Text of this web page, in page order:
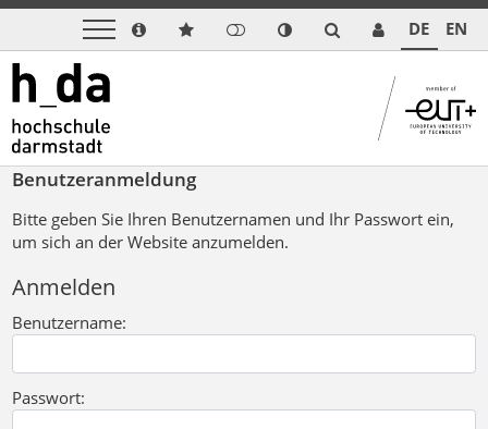
DE EN
Benutzeranmeldung
Bitte geben Sie Ihren Benutzernamen und Ihr Passwort ein,
um sich an der Website anzumelden.
Anmelden
Benutzername:
Passwort: